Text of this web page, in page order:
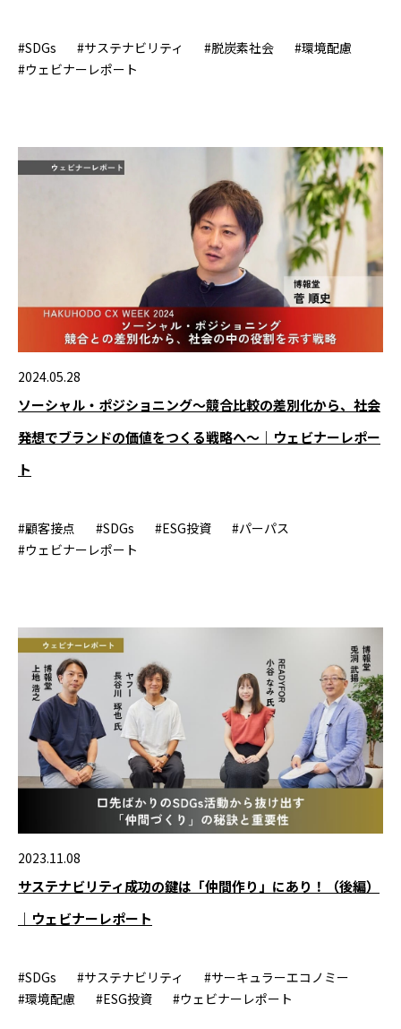
#SDGs #サステナビリティ #脱炭素社会
#環境配慮
#ウェビナーレポート
2024.05.28
ソーシャル・ポジショニング～競合比較の差別化から、社会
発想でブランドの価値をつくる戦略へ～｜ウェビナーレポー
ト
#顧客接点 #SDGs #ESG投資
#パーパス
#ウェビナーレポート
2023.11.08
サステナビリティ成功の鍵は「仲間作り」にあり！（後編）
｜ウェビナーレポート
#SDGs #サステナビリティ
#サーキュラーエコノミー
#環境配慮
#ESG投資 #ウェビナーレポート